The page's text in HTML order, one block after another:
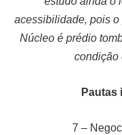
acessibilidade, pois
Núcleo é prédio
condição
Pautas i
7 –